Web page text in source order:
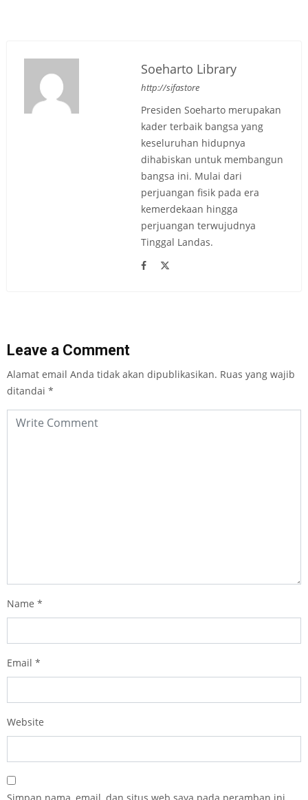
Soeharto Library
http://sifastore
Presiden Soeharto merupakan
kader terbaik bangsa yang
keseluruhan hidupnya
dihabiskan untuk membangun
bangsa ini. Mulai dari
perjuangan fisik pada era
kemerdekaan hingga
perjuangan terwujudnya
Tinggal Landas.
Leave a Comment
Alamat email Anda tidak akan dipublikasikan. Ruas yang wajib
ditandai *
Name *
Email *
Website